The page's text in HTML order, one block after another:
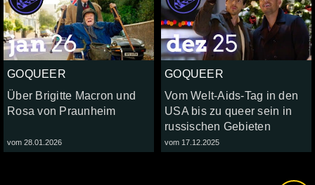
GOQUEER
Über Brigitte Macron und
Rosa von Praunheim
vom 28.01.2026
GOQUEER
Vom Welt-Aids-Tag in den
USA bis zu queer sein in
russischen Gebieten
vom 17.12.2025